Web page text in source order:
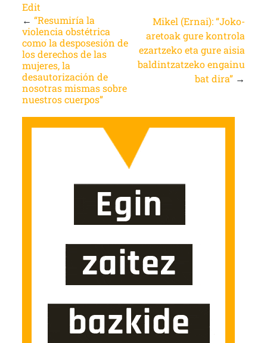
Edit
← “Resumiría la
violencia obstétrica
como la desposesión de
los derechos de las
mujeres, la
desautorización de
nosotras mismas sobre
nuestros cuerpos”
Mikel (Ernai): “Joko-
aretoak gure kontrola
ezartzeko eta gure aisia
baldintzatzeko engainu
bat dira” →